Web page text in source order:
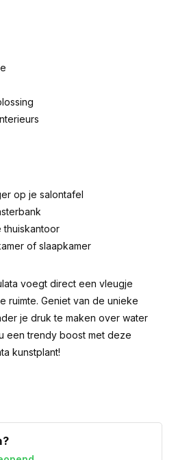
op je salontafel
thuiskantoor
of slaapkamer
voegt direct een vleugje
ruimte. Geniet van de unieke
je druk te maken over water
een trendy boost met deze
kunstplant!